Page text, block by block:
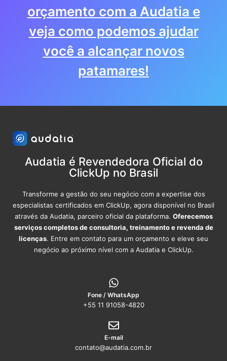
orçamento com a Audatia e
veja como podemos ajudar
você a alcançar novos
patamares!
Audatia é Revendedora Oficial do
ClickUp no Brasil
Transforme a gestão do seu negócio com a expertise dos
especialistas certificados em ClickUp, agora disponível no Brasil
através da Audatia, parceiro oficial da plataforma. Oferecemos
serviços completos de consultoria, treinamento e revenda de
licenças. Entre em contato para um orçamento e eleve seu
negócio ao próximo nível com a Audatia e ClickUp.
Fone / WhatsApp
+55 11 91058-4820
E-mail
contato@audatia.com.br